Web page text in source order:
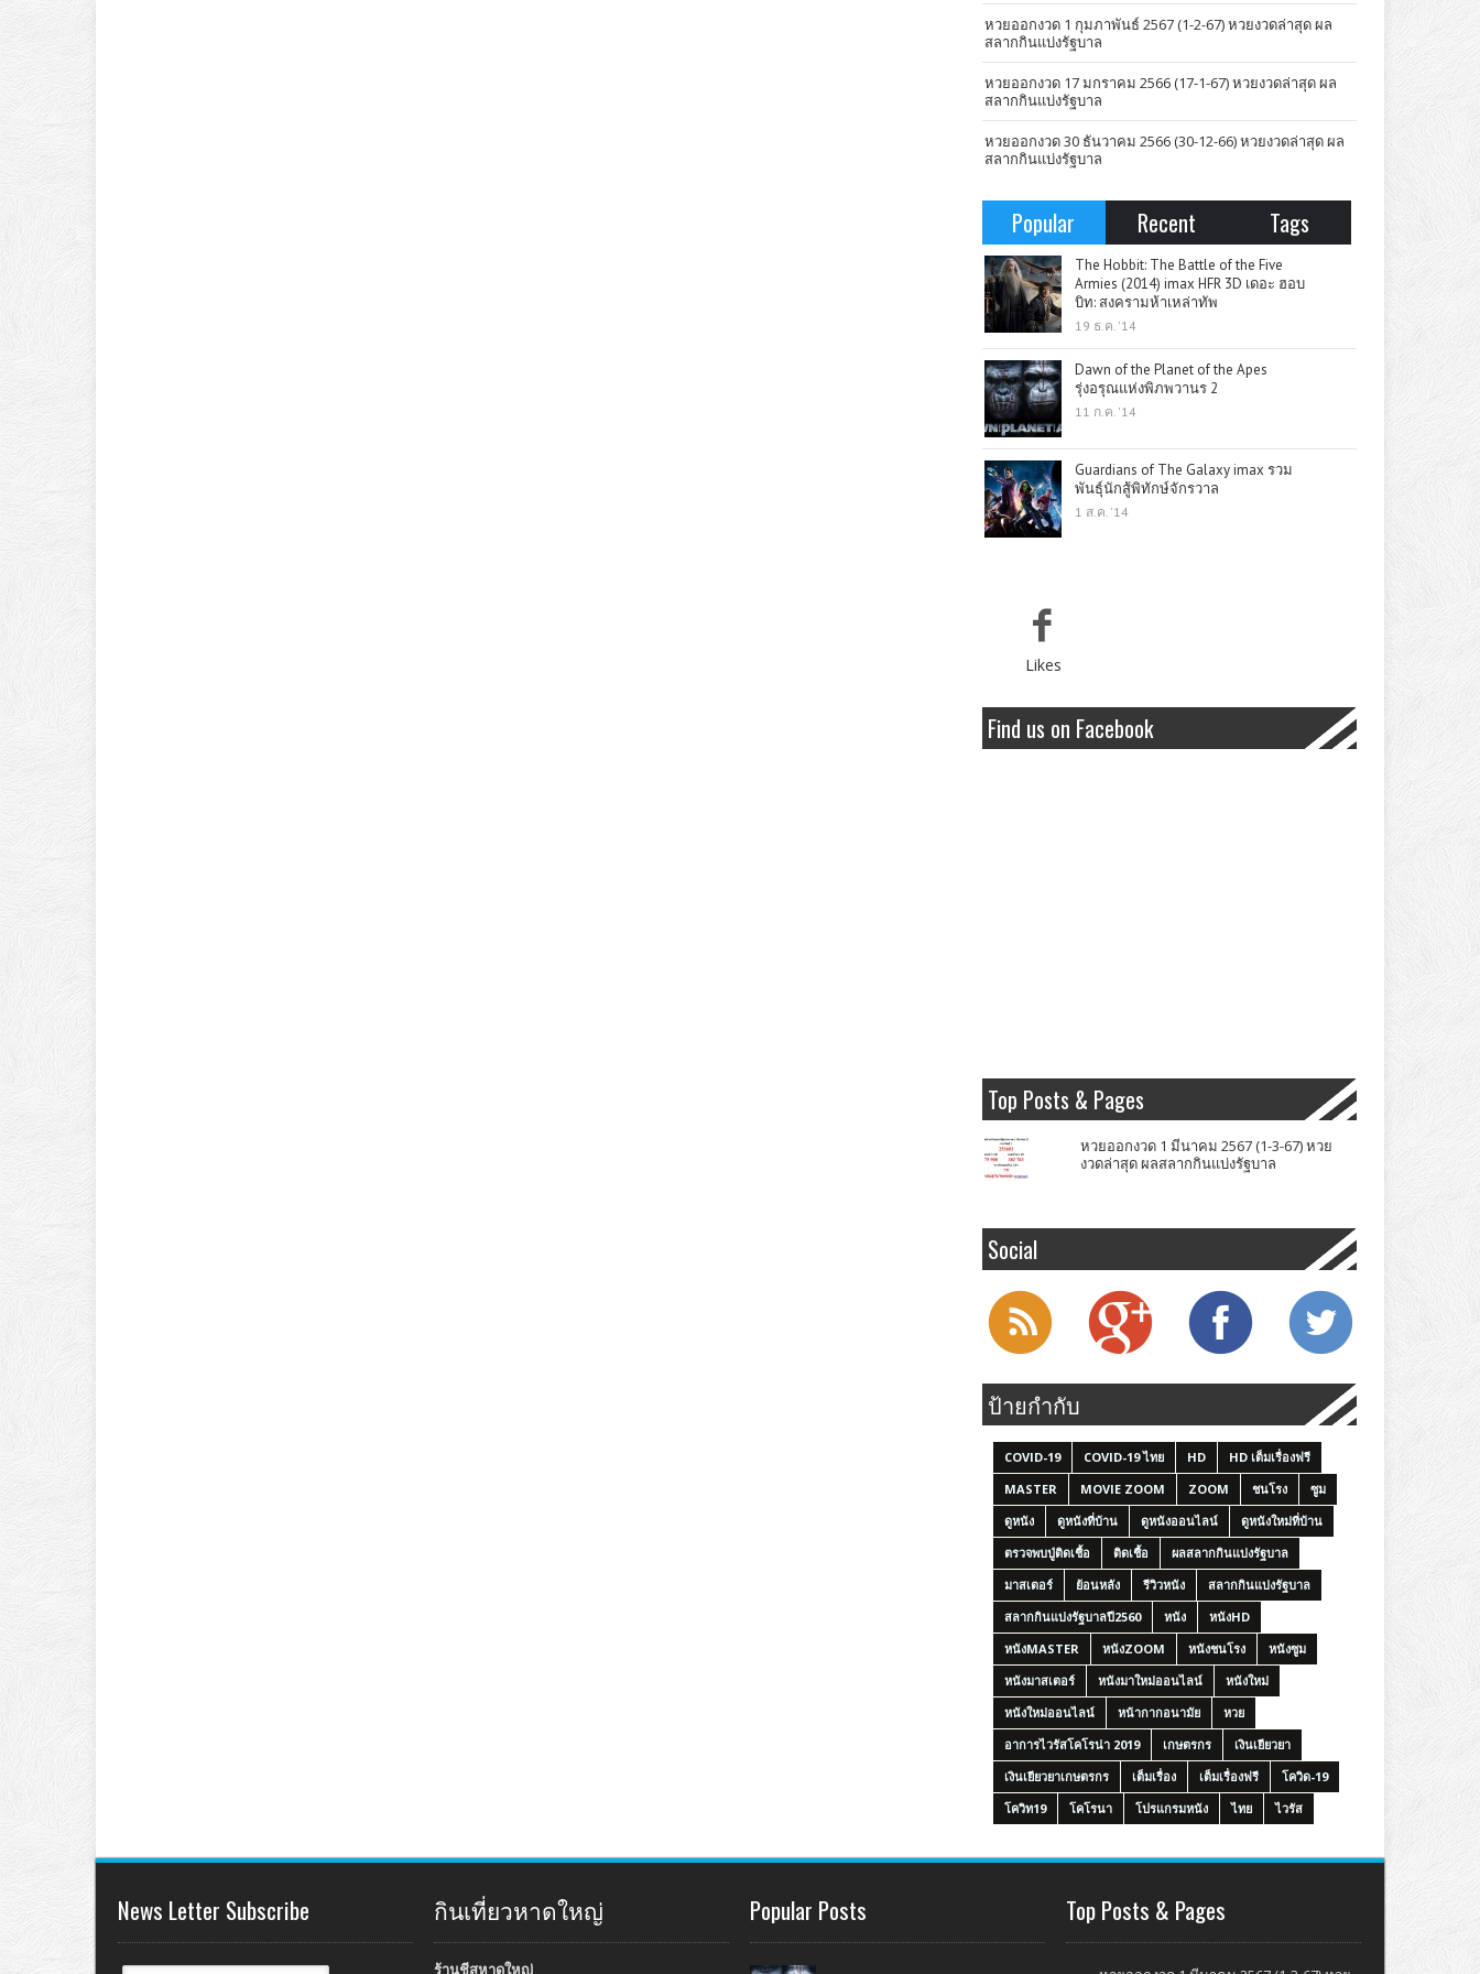
หวยออกงวด 1 กุมภาพันธ์ 2567 (1-2-67) หวยงวดล่าสุด ผล
สลากกินแบ่งรัฐบาล
หวยออกงวด 17 มกราคม 2566 (17-1-67) หวยงวดล่าสุด ผล
สลากกินแบ่งรัฐบาล
หวยออกงวด 30 ธันวาคม 2566 (30-12-66) หวยงวดล่าสุด ผล
สลากกินแบ่งรัฐบาล
Popular Recent Tags
The Hobbit: The Battle of the Five
Armies (2014) imax HFR 3D เดอะ ฮอบ
บิท: สงครามห้าเหล่าทัพ
19 ธ.ค. '14
Dawn of the Planet of the Apes
รุ่งอรุณแห่งพิภพวานร 2
11 ก.ค. '14
Guardians of The Galaxy imax รวม
พันธุ์นักสู้พิทักษ์จักรวาล
1 ส.ค. '14
Likes
Find us on Facebook
Top Posts & Pages
หวยออกงวด 1 มีนาคม 2567 (1-3-67) หวย
งวดล่าสุด ผลสลากกินแบ่งรัฐบาล
Social
ป้ายกำกับ
COVID-19 COVID-19 ไทย HD
HD เต็มเรื่องฟรี
MASTER
MOVIE ZOOM ZOOM ชนโรง
ซูม
ดูหนัง
ดูหนังที่บ้าน ดูหนังออนไลน์
ดูหนังใหม่ที่บ้าน
ตรวจพบปู่ติดเชื้อ
ติดเชื้อ
ผลสลากกินแบ่งรัฐบาล
มาสเตอร์
ย้อนหลัง รีวิวหนัง
สลากกินแบ่งรัฐบาล
สลากกินแบ่งรัฐบาลปี2560
หนัง
หนังHD
หนังMASTER
หนังZOOM หนังชนโรง
หนังซูม
หนังมาสเตอร์
หนังมาใหม่ออนไลน์
หนังใหม่
หนังใหม่ออนไลน์
หน้ากากอนามัย
หวย
อาการไวรัสโคโรน่า 2019
เกษตรกร
เงินเยียวยา
เงินเยียวยาเกษตรกร
เต็มเรื่อง เต็มเรื่องฟรี
โควิด-19
โควิท19
โคโรนา โปรแกรมหนัง ไทย ไวรัส
News Letter Subscribe กินเที่ยวหาดใหญ่
ร้านชีสหาดใหญ่
Popular Posts Top Posts & Pages